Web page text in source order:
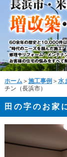
ホーム ＞ 施工事例 ＞ 水
チン（長浜市）
田の字のお家